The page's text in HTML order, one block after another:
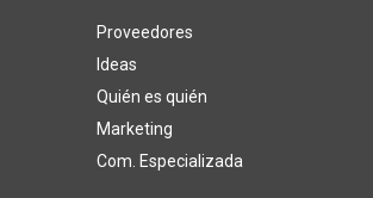
Proveedores
Ideas
Quién es quién
Marketing
Com. Especializada